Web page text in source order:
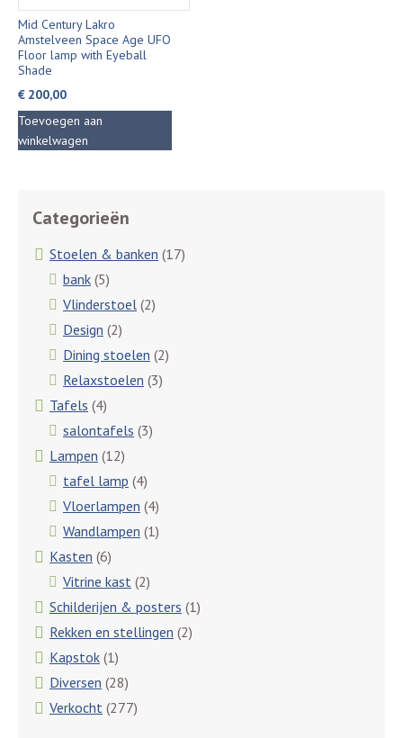
Mid Century Lakro
Amstelveen Space Age UFO
Floor lamp with Eyeball
Shade
€ 200,00
Toevoegen aan
winkelwagen
Categorieën
Stoelen & banken (17)
bank (5)
Vlinderstoel (2)
Design (2)
Dining stoelen (2)
Relaxstoelen (3)
Tafels (4)
salontafels (3)
Lampen (12)
tafel lamp (4)
Vloerlampen (4)
Wandlampen (1)
Kasten (6)
Vitrine kast (2)
Schilderijen & posters (1)
Rekken en stellingen (2)
Kapstok (1)
Diversen (28)
Verkocht (277)